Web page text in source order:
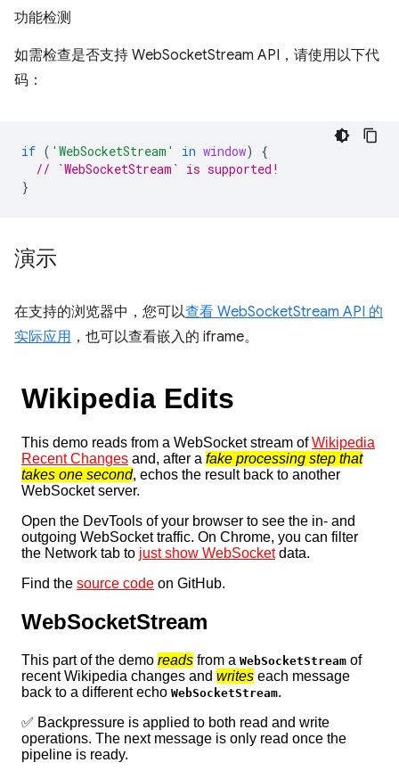
功能检测
如需检查是否支持 WebSocketStream API，请使用以下代
码：
if ( 'WebSocketStream' in window)
{
// `WebSocketStream` is supported!
}
演示
在支持的浏览器中，您可以查看 WebSocketStream API 的
实际应用 ，也可以查看嵌入的 iframe。